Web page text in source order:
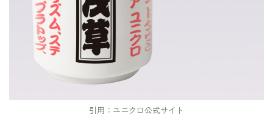
引用：ユニクロ公式サイト